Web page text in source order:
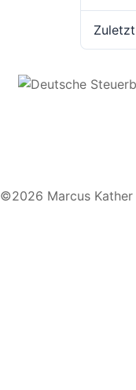
©2026 Marcus Kather